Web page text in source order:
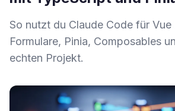
So nutzt du Claude Code für
Formulare, Pinia, Composables
echten Projekt.